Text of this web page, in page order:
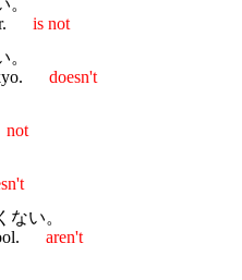
is not
doesn't
not
い。
aren't